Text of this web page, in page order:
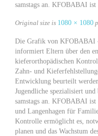
samstags an. KFOBABAI ist
Original size is 1080 × 1080
Die Grafik von KFOBABAI
informiert Eltern über den
kieferorthopädischen
Zahn- und
Entwicklung beurteilt
Jugendliche spezialisiert
samstags an. KFOBABAI ist
und Langenhagen für
Kontrolle ermöglicht es,
planen und das Wachstum